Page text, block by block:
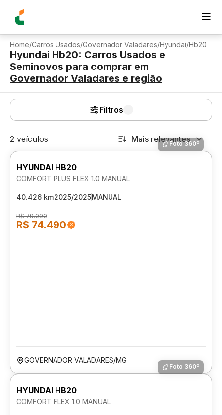
Home/Carros Usados/Governador Valadares/Hyundai/Hb20
Hyundai Hb20: Carros Usados e
Seminovos para comprar em
Governador Valadares e região
Filtros
2 veículos Mais relevantes
Foto 360º
HYUNDAI HB20
COMFORT PLUS FLEX 1.0 MANUAL
40.426 km2025/2025MANUAL
R$ 79.090
R$ 74.490
GOVERNADOR VALADARES/MG
Foto 360º
HYUNDAI HB20
COMFORT FLEX 1.0 MANUAL